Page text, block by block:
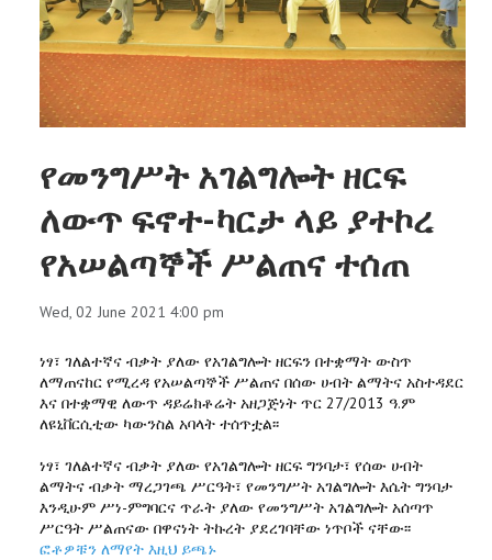
የመንግሥት አገልግሎት ዘርፍ
ለውጥ ፍኖተ-ካርታ ላይ ያተኮረ
የአሠልጣኞች ሥልጠና ተሰጠ
Wed, 02 June 2021 4:00 pm
ነፃ፣ ገለልተኛና ብቃት ያለው የአገልግሎት ዘርፍን በተቋማት ውስጥ
ለማጠናከር የሚረዳ የአሠልጣኞች ሥልጠና በሰው ሀብት ልማትና አስተዳደር
እና በተቋማዊ ለውጥ ዳይሬክቶሬት አዘጋጅነት ጥር 27/2013 ዓ.ም
ለዩኒቨርሲቲው ካውንስል አባላት ተሰጥቷል፡፡
ነፃ፣ ገለልተኛና ብቃት ያለው የአገልግሎት ዘርፍ ግንባታ፣ የሰው ሀብት
ልማትና ብቃት ማረጋገጫ ሥርዓት፣ የመንግሥት አገልግሎት እሴት ግንባታ
እንዲሁም ሥነ-ምግባርና ጥራት ያለው የመንግሥት አገልግሎት አሰጣጥ
ሥርዓት ሥልጠናው በዋናነት ትኩረት ያደረገባቸው ነጥቦች ናቸው፡፡
ፎቶዎቹን ለማየት እዚህ ይጫኑ